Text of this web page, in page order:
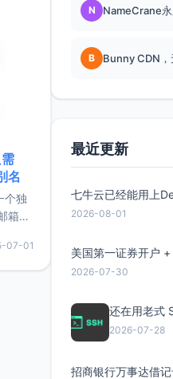
名
个独
箱等
较有
惠的
07-01
N NameCrane
B Bunny CDN，
最近更新
2026-08-01
2026-07-30
2026-07-28
招商银行万事达借